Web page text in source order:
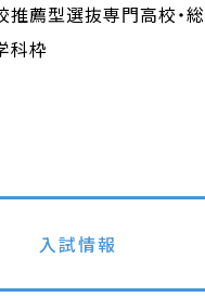
推薦型選抜専門高校・総
科枠
入試情報